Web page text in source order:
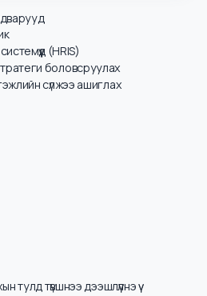
(HRIS)
боловсруулах
сүлжээ ашиглах